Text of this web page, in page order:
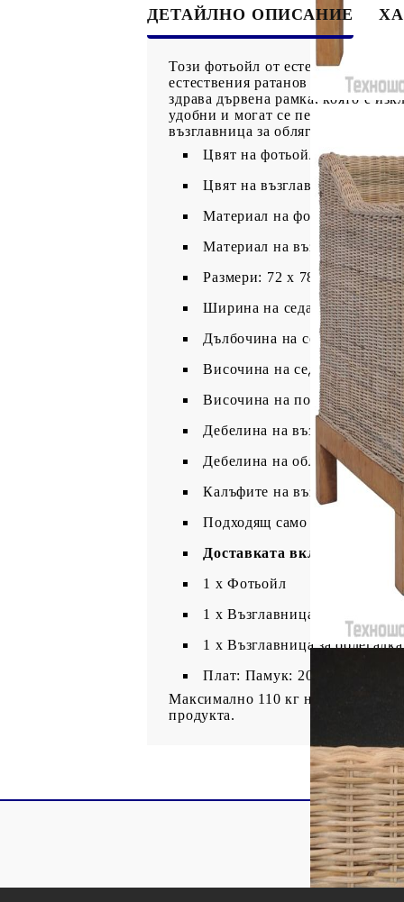
ДЕТАЙЛНО ОПИСАНИЕ
Този фотьойл от естествен
естествения ратанов материал,
здрава дървена рамка, която е
удобни и могат се перат,
възглавница за облягане.
Цвят на фотьойла: Естествен
Цвят на възглавницата:
Материал на фотьойла:
Материал на възглавницата:
Размери: 72 x 78 x 71 см (Ш
Ширина на седалката: 60 см
Дълбочина на седалката: 74
Височина на седалката от
Височина на
Дебелина на възглавницата
Дебелина на облегалката: 10
Калъфите на възглавниците
Подходящ само за употреба
Доставката включва:
1 x Фотьойл
1 x Възглавница за седалка
1 x Възглавница за облегалка
Плат: Памук: 20%,
Максимално 110 кг на седалка.
продукта.